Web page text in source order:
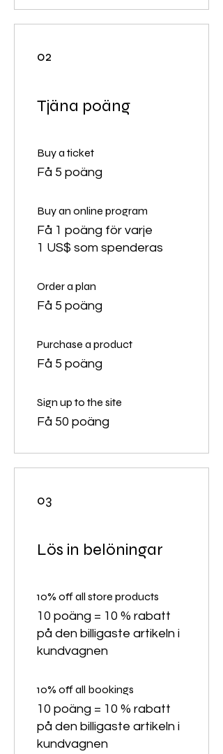
02
Tjäna poäng
Buy a ticket
Få 5 poäng
Buy an online program
Få 1 poäng för varje
1 US$ som spenderas
Order a plan
Få 5 poäng
Purchase a product
Få 5 poäng
Sign up to the site
Få 50 poäng
03
Lös in belöningar
10% off all store products
10 poäng = 10 % rabatt
på den billigaste artikeln i
kundvagnen
10% off all bookings
10 poäng = 10 % rabatt
på den billigaste artikeln i
kundvagnen